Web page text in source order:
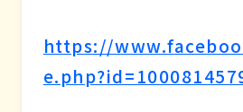
https://